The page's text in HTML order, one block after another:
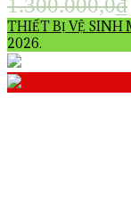
THIẾT BỊ VỆ SINH
2026.